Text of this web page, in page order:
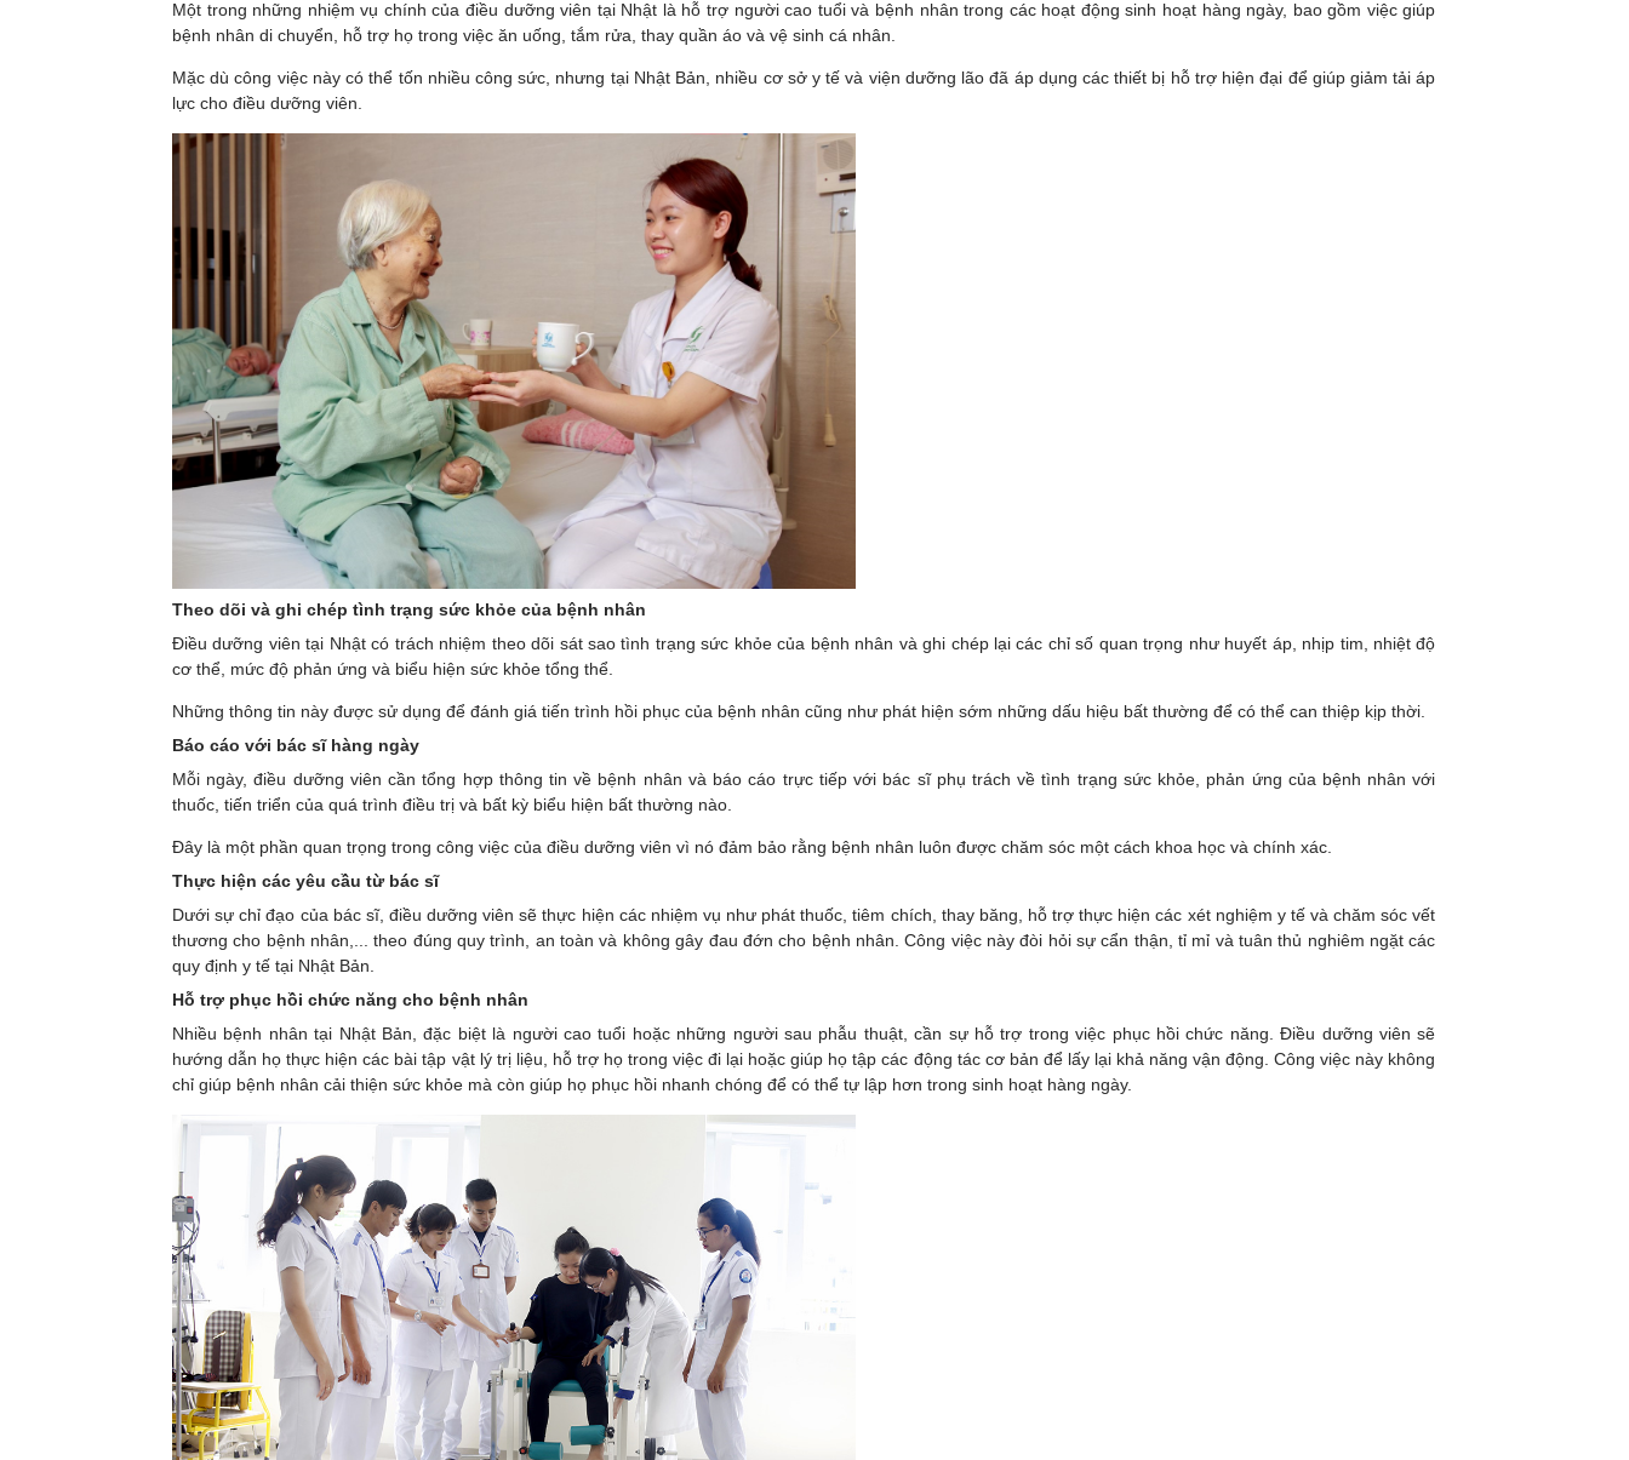
Một trong những nhiệm vụ chính của điều dưỡng viên tại Nhật là hỗ trợ người cao tuổi và bệnh nhân trong các hoạt động sinh hoạt hàng ngày, bao gồm việc giúp
bệnh nhân di chuyển, hỗ trợ họ trong việc ăn uống, tắm rửa, thay quần áo và vệ sinh cá nhân.
Mặc dù công việc này có thể tốn nhiều công sức, nhưng tại Nhật Bản, nhiều cơ sở y tế và viện dưỡng lão đã áp dụng các thiết bị hỗ trợ hiện đại để giúp giảm tải áp
lực cho điều dưỡng viên.
Theo dõi và ghi chép tình trạng sức khỏe của bệnh nhân
Điều dưỡng viên tại Nhật có trách nhiệm theo dõi sát sao tình trạng sức khỏe của bệnh nhân và ghi chép lại các chỉ số quan trọng như huyết áp, nhịp tim, nhiệt độ
cơ thể, mức độ phản ứng và biểu hiện sức khỏe tổng thể.
Những thông tin này được sử dụng để đánh giá tiến trình hồi phục của bệnh nhân cũng như phát hiện sớm những dấu hiệu bất thường để có thể can thiệp kịp thời.
Báo cáo với bác sĩ hàng ngày
Mỗi ngày, điều dưỡng viên cần tổng hợp thông tin về bệnh nhân và báo cáo trực tiếp với bác sĩ phụ trách về tình trạng sức khỏe, phản ứng của bệnh nhân với
thuốc, tiến triển của quá trình điều trị và bất kỳ biểu hiện bất thường nào.
Đây là một phần quan trọng trong công việc của điều dưỡng viên vì nó đảm bảo rằng bệnh nhân luôn được chăm sóc một cách khoa học và chính xác.
Thực hiện các yêu cầu từ bác sĩ
Dưới sự chỉ đạo của bác sĩ, điều dưỡng viên sẽ thực hiện các nhiệm vụ như phát thuốc, tiêm chích, thay băng, hỗ trợ thực hiện các xét nghiệm y tế và chăm sóc vết
thương cho bệnh nhân,... theo đúng quy trình, an toàn và không gây đau đớn cho bệnh nhân. Công việc này đòi hỏi sự cẩn thận, tỉ mỉ và tuân thủ nghiêm ngặt các
quy định y tế tại Nhật Bản.
Hỗ trợ phục hồi chức năng cho bệnh nhân
Nhiều bệnh nhân tại Nhật Bản, đặc biệt là người cao tuổi hoặc những người sau phẫu thuật, cần sự hỗ trợ trong việc phục hồi chức năng. Điều dưỡng viên sẽ
hướng dẫn họ thực hiện các bài tập vật lý trị liệu, hỗ trợ họ trong việc đi lại hoặc giúp họ tập các động tác cơ bản để lấy lại khả năng vận động. Công việc này không
chỉ giúp bệnh nhân cải thiện sức khỏe mà còn giúp họ phục hồi nhanh chóng để có thể tự lập hơn trong sinh hoạt hàng ngày.